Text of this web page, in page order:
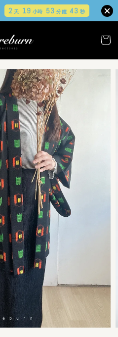
2天 19小時 53分鐘 42 秒